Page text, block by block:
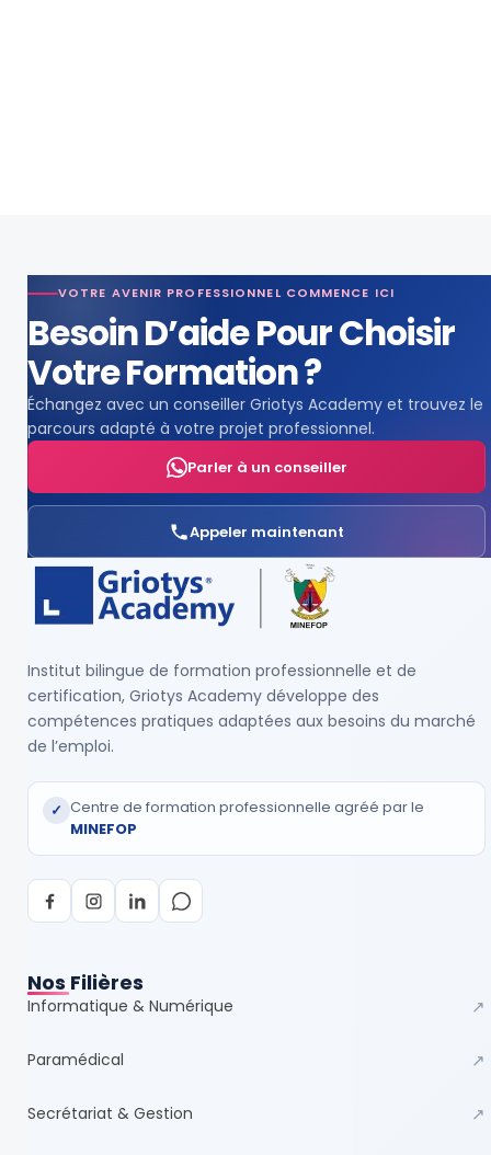
VOTRE AVENIR PROFESSIONNEL COMMENCE ICI
Besoin D’aide Pour Choisir
Votre Formation ?
Échangez avec un conseiller Griotys Academy et trouvez le
parcours adapté à votre projet professionnel.
Parler à un conseiller
Appeler maintenant
Institut bilingue de formation professionnelle et de
certification, Griotys Academy développe des
compétences pratiques adaptées aux besoins du marché
de l’emploi.
✓ Centre de formation professionnelle agréé par le
MINEFOP
Nos Filières
Informatique & Numérique ↗
Paramédical ↗
Secrétariat & Gestion ↗